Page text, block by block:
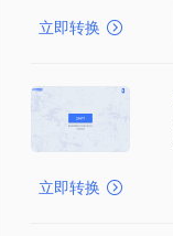
立即转换
立即转换